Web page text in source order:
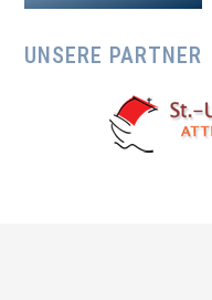
UNSERE PARTNER